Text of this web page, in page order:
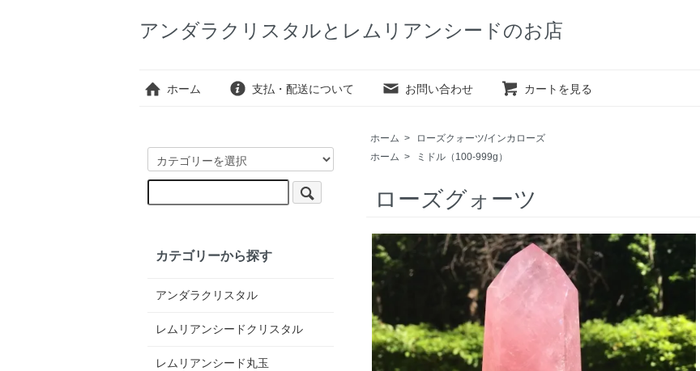
アンダラクリスタルとレムリアンシードのお店
ホーム 支払・配送について お問い合わせ カートを見る
ホーム >
ローズクォーツ/インカローズ
ホーム > ミドル（100-999g）
ローズグォーツ
カテゴリーから探す
アンダラクリスタル
レムリアンシードクリスタル
レムリアンシード丸玉